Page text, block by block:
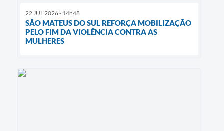
22 JUL 2026 - 14h48
SÃO MATEUS DO SUL REFORÇA MOBILIZAÇÃO
PELO FIM DA VIOLÊNCIA CONTRA AS
MULHERES